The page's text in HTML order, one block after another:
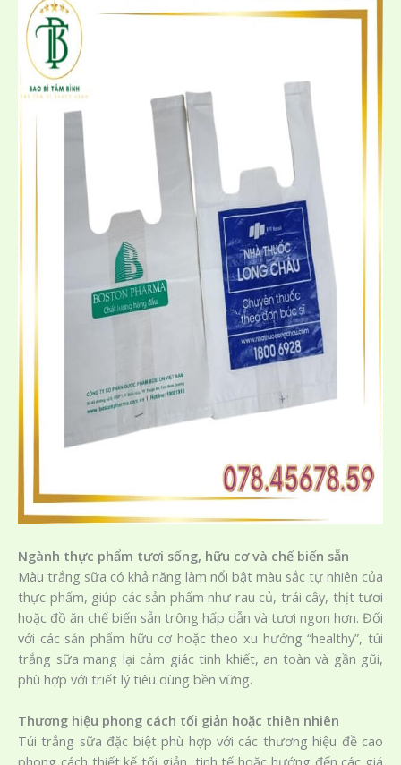
Ngành thực phẩm tươi sống, hữu cơ và chế biến sẵn
Màu trắng sữa có khả năng làm nổi bật màu sắc tự nhiên của
thực phẩm, giúp các sản phẩm như rau củ, trái cây, thịt tươi
hoặc đồ ăn chế biến sẵn trông hấp dẫn và tươi ngon hơn. Đối
với các sản phẩm hữu cơ hoặc theo xu hướng “healthy”, túi
trắng sữa mang lại cảm giác tinh khiết, an toàn và gần gũi,
phù hợp với triết lý tiêu dùng bền vững.
Thương hiệu phong cách tối giản hoặc thiên nhiên
Túi trắng sữa đặc biệt phù hợp với các thương hiệu đề cao